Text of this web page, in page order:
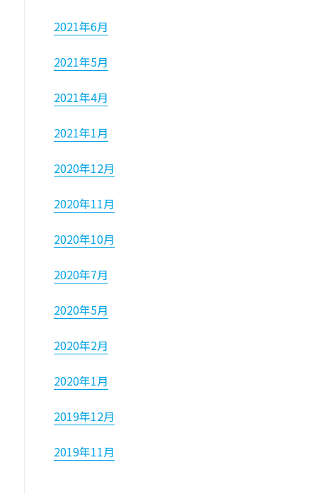
2021年6月
2021年5月
2021年4月
2021年1月
2020年12月
2020年11月
2020年10月
2020年7月
2020年5月
2020年2月
2020年1月
2019年12月
2019年11月